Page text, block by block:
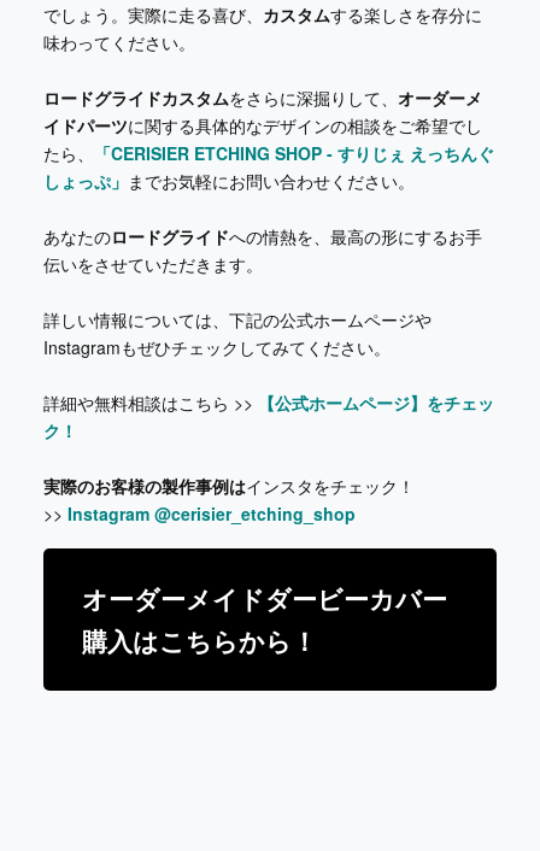
でしょう。実際に走る喜び、 カスタムする楽しさを存分に
味わってください。
ロードグライドカスタムをさらに深掘りして、 オーダーメ
イドパーツに関する具体的なデザインの相談をご希望でし
たら、
「CERISIER ETCHING SHOP - すりじぇ えっちんぐ
しょっぷ」 までお気軽にお問い合わせください。
あなたのロードグライドへの情熱を、最高の形にするお手
伝いをさせていただきます。
詳しい情報については、下記の公式ホームページや
Instagramもぜひチェックしてみてください。
詳細や無料相談はこちら >>
【公式ホームページ】をチェッ
ク！
実際のお客様の製作事例はインスタをチェック！
>> Instagram @cerisier_etching_shop
オーダーメイドダービーカバー
購入はこちらから！